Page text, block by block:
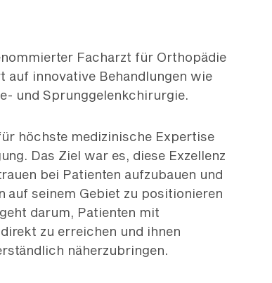
Facharzt für Orthopädie
auf innovative Behandlungen wie
und Sprunggelenkchirurgie.
höchste medizinische Expertise
Das Ziel war es, diese Exzellenz
bei Patienten aufzubauen und
auf seinem Gebiet zu positionieren
darum, Patienten mit
zu erreichen und ihnen
näherzubringen.‍